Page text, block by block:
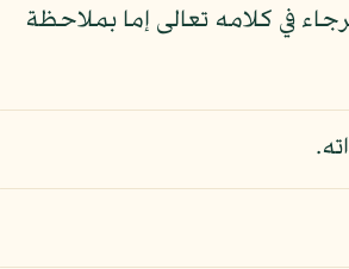
في كلامه تعالى إما بملاحظة